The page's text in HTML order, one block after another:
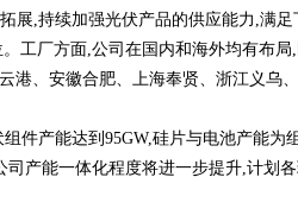
展,持续加强光伏产品的供应能力,满
工厂方面,公司在国内和海外均有布
港、安徽合肥、上海奉贤、浙江义乌
件产能达到95GW,硅片与电池产能为
产能一体化程度将进一步提升,计划